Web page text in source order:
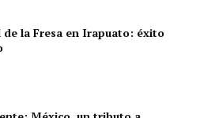
de la Fresa en Irapuato: éxito